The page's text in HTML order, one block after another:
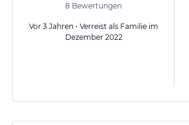
8 Bewertungen
Vor 3 Jahren • Verreist als Familie im
Dezember 2022